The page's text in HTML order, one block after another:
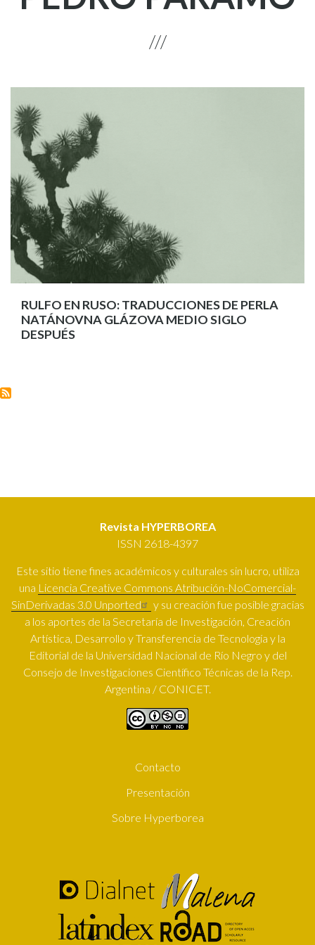
RULFO EN RUSO: TRADUCCIONES DE PERLA
NATÁNOVNA GLÁZOVA MEDIO SIGLO
DESPUÉS
Revista HYPERBOREA
ISSN 2618-4397
Este sitio tiene fines académicos y culturales sin lucro, utiliza
una Licencia Creative Commons Atribución-NoComercial-
SinDerivadas 3.0 Unported
y su creación fue posible gracias
a los aportes de la Secretaría de Investigación, Creación
Artística, Desarrollo y Transferencia de Tecnología y la
Editorial de la Universidad Nacional de Río Negro y del
Consejo de Investigaciones Científico Técnicas de la Rep.
Argentina / CONICET.
Contacto
Presentación
Sobre Hyperborea